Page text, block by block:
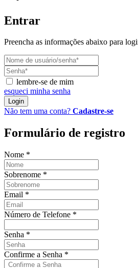
Entrar
Preencha as informações abaixo para
lembre-se de mim
esqueci minha senha
Login
Não tem uma conta? Cadastre-se
Formulário de registro
Nome *
Sobrenome *
Email *
Número de Telefone *
Senha *
Confirme a Senha *